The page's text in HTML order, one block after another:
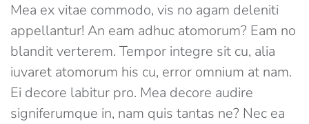
Mea ex vitae commodo, vis no agam deleniti
appellantur! An eam adhuc atomorum? Eam no
blandit verterem. Tempor integre sit cu, alia
iuvaret atomorum his cu, error omnium at nam.
Ei decore labitur pro. Mea decore audire
signiferumque in, nam quis tantas ne? Nec ea